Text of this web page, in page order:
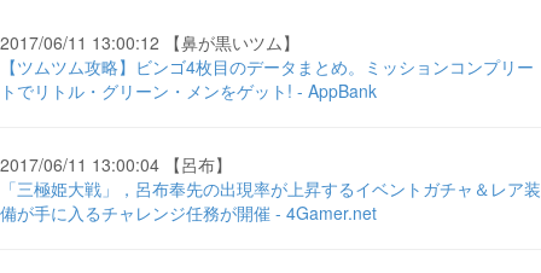
2017/06/11 13:00:12 【鼻が黒いツム】
【ツムツム攻略】ビンゴ4枚目のデータまとめ。ミッションコンプリー
トでリトル・グリーン・メンをゲット! - AppBank
2017/06/11 13:00:04 【呂布】
「三極姫大戦」，呂布奉先の出現率が上昇するイベントガチャ＆レア装
備が手に入るチャレンジ任務が開催 - 4Gamer.net